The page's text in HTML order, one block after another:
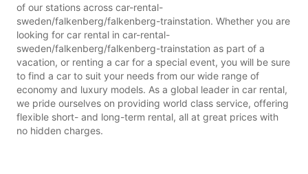
of our stations across car-rental-
sweden/falkenberg/falkenberg-trainstation. Whether you are
looking for car rental in car-rental-
sweden/falkenberg/falkenberg-trainstation as part of a
vacation, or renting a car for a special event, you will be sure
to find a car to suit your needs from our wide range of
economy and luxury models. As a global leader in car rental,
we pride ourselves on providing world class service, offering
flexible short- and long-term rental, all at great prices with
no hidden charges.